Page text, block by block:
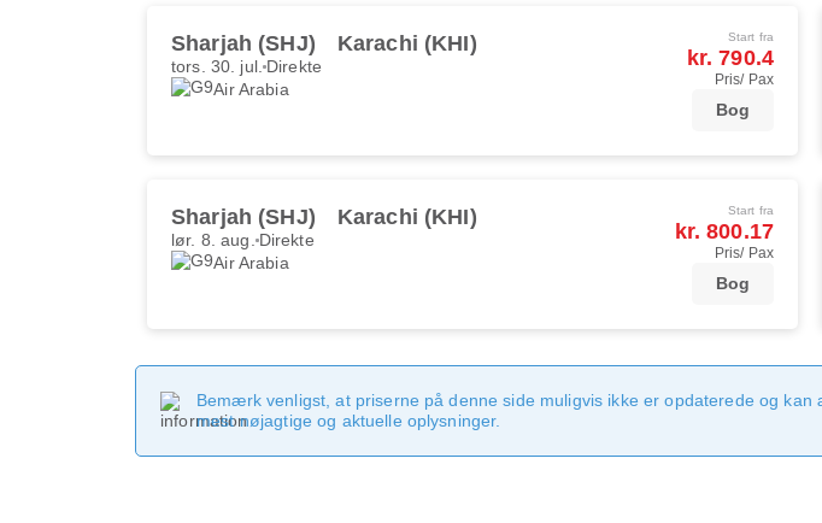
Sharjah (SHJ) Karachi (KHI)
tors. 30. jul. Direkte
Air Arabia
Start fra
kr. 790.4
Pris/ Pax
Bog
Sharjah (SHJ) Karachi (KHI)
lør. 8. aug. Direkte
Air Arabia
Start fra
kr. 800.17
Pris/ Pax
Bog
Bemærk venligst, at priserne på denne side muligvis ikke er opdaterede og
mest nøjagtige og aktuelle oplysninger.